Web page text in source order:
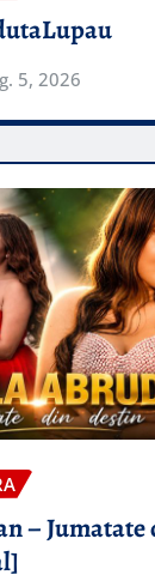
5, 2026
– Jumatate